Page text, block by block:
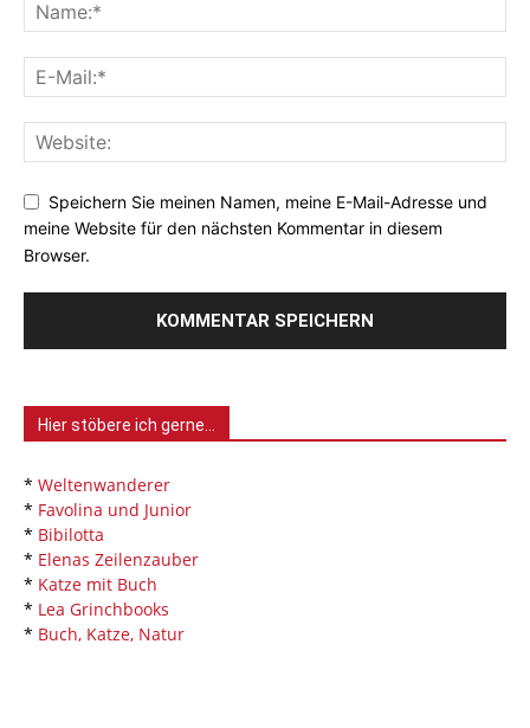
Speichern Sie meinen Namen, meine E-Mail-Adresse und
meine Website für den nächsten Kommentar in diesem
Browser.
Hier stöbere ich gerne…
* Weltenwanderer
* Favolina und Junior
* Bibilotta
* Elenas Zeilenzauber
* Katze mit Buch
* Lea Grinchbooks
* Buch, Katze, Natur